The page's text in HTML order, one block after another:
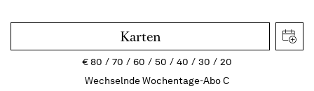
Karten
€80 70 60 50 40 30
20
Wechselnde Wochentage-Abo C